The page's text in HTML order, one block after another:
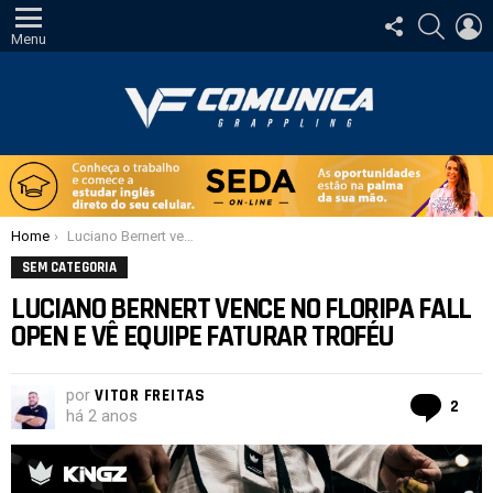
Menu
SIGA-
NOS
Você está aqui:
Home Luciano Bernert vence no Floripa Fall Open e vê equipe faturar troféu
SEM CATEGORIA
LUCIANO BERNERT VENCE NO FLORIPA FALL
OPEN E VÊ EQUIPE FATURAR TROFÉU
por VITOR FREITAS
há 2 anos 2